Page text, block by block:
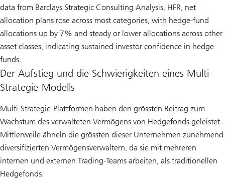
data from Barclays Strategic Consulting Analysis, HFR, net
allocation plans rose across most categories, with hedge-fund
allocations up by 7% and steady or lower allocations across other
asset classes, indicating sustained investor confidence in hedge
funds.
Der Aufstieg und die Schwierigkeiten eines Multi-
Strategie-Modells
Multi-Strategie-Plattformen haben den grössten Beitrag zum
Wachstum des verwalteten Vermögens von Hedgefonds geleistet.
Mittlerweile ähneln die grössten dieser Unternehmen zunehmend
diversifizierten Vermögensverwaltern, da sie mit mehreren
internen und externen Trading-Teams arbeiten, als traditionellen
Hedgefonds.